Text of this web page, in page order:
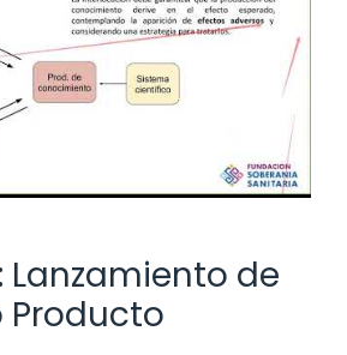
Lanzamiento de
Producto